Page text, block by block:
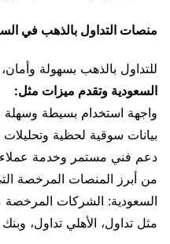
منصات التداول بالذهب في
للتداول بالذهب بسهولة وأمان،
السعودية وتقدم ميزات مثل:
واجهة استخدام بسيطة وسهلة
بيانات سوقية لحظية وتحليلات
دعم فني مستمر وخدمة
من أبرز المنصات المرخصة
السعودية: الشركات المرخصة
مثل تداول، الأهلي تداول،